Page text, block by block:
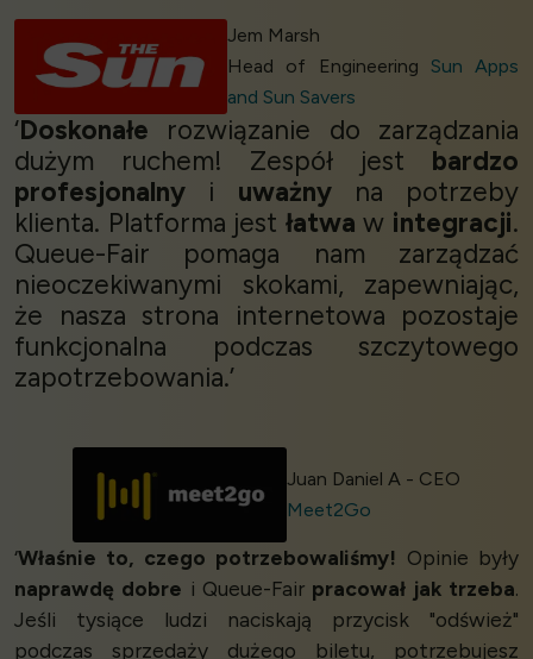
Jem Marsh
Head of Engineering Sun Apps
and Sun Savers
‘Doskonałe rozwiązanie do zarządzania
dużym ruchem! Zespół jest bardzo
profesjonalny i uważnyna potrzeby
klienta. Platforma jest łatwa w integracji.
Queue-Fair pomaga nam zarządzać
nieoczekiwanymi skokami, zapewniając,
że nasza strona internetowa pozostaje
funkcjonalna podczas szczytowego
zapotrzebowania.’
Juan Daniel A - CEO
Meet2Go
‘Właśnie to, czego potrzebowaliśmy! Opinie były
naprawdę dobre i Queue-Fair pracował jak trzeba.
Jeśli tysiące ludzi naciskają przycisk "odśwież"
podczas sprzedaży dużego biletu, potrzebujesz